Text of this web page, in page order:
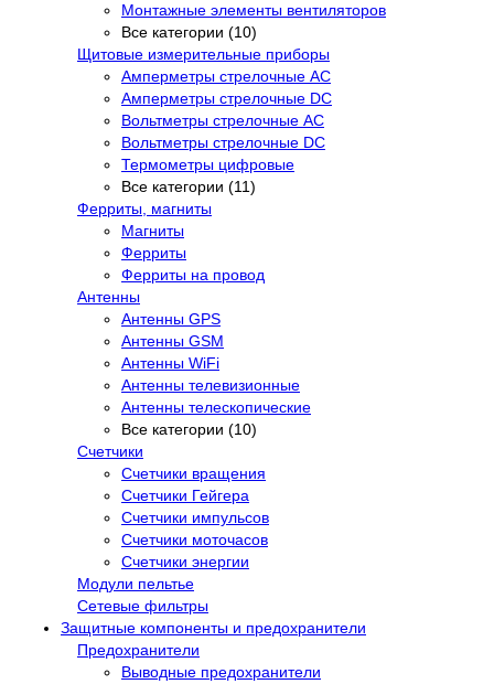
Монтажные элементы вентиляторов
Все категории (10)
Щитовые измерительные приборы
Амперметры стрелочные AC
Амперметры стрелочные DC
Вольтметры стрелочные AC
Вольтметры стрелочные DC
Термометры цифровые
Все категории (11)
Ферриты, магниты
Магниты
Ферриты
Ферриты на провод
Антенны
Антенны GPS
Антенны GSM
Антенны WiFi
Антенны телевизионные
Антенны телескопические
Все категории (10)
Счетчики
Счетчики вращения
Счетчики Гейгера
Счетчики импульсов
Счетчики моточасов
Счетчики энергии
Модули пельтье
Сетевые фильтры
Защитные компоненты и предохранители
Предохранители
Выводные предохранители